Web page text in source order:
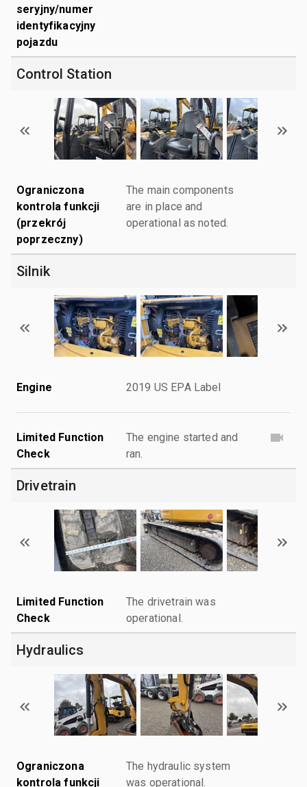
seryjny/numer
identyfikacyjny
pojazdu
Control Station
Ograniczona
kontrola funkcji
(przekrój
poprzeczny)
The main components
are in place and
operational as noted.
Silnik
Engine 2019 US EPA Label
Limited Function
Check
The engine started and
ran.
Drivetrain
Limited Function
Check
The drivetrain was
operational.
Hydraulics
Ograniczona
kontrola funkcji
The hydraulic system
was operational.